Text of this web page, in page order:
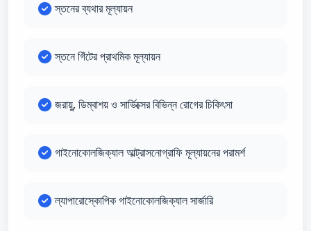
স্তনের ব্যথার মূল্যায়ন
স্তনে গিঁটের প্রাথমিক মূল্যায়ন
জরায়ু, ডিম্বাশয় ও সার্ভিক্সের বিভিন্ন রোগের চিকিৎসা
গাইনোকোলজিক্যাল আল্ট্রাসনোগ্রাফি মূল্যায়নের পরামর্শ
ল্যাপারোস্কোপিক গাইনোকোলজিক্যাল সার্জারি